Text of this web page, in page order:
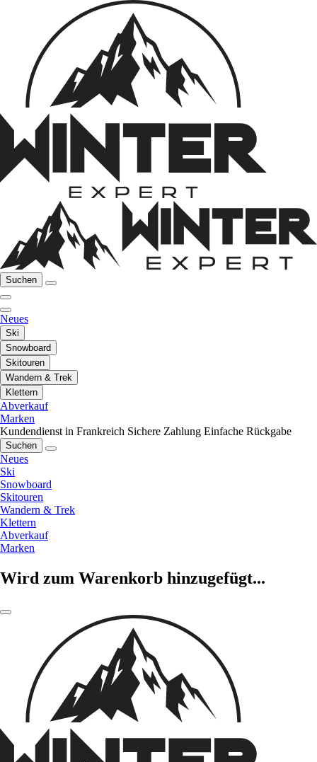
Suchen
Neues
Ski
Snowboard
Skitouren
Wandern & Trek
Klettern
Abverkauf
Marken
Kundendienst in Frankreich Sichere Zahlung Einfache Rückgabe
Suchen
Neues
Ski
Snowboard
Skitouren
Wandern & Trek
Klettern
Abverkauf
Marken
Wird zum Warenkorb hinzugefügt...